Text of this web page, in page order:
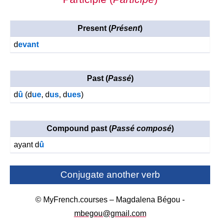
Present (Présent)
devant
Past (Passé)
dû (due, dus, dues)
Compound past (Passé composé)
ayant dû
Conjugate another verb
© MyFrench.courses – Magdalena Bégou -
mbegou@gmail.com